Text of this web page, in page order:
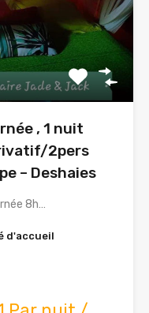
, 1 nuit
2pers
– Deshaies
8h…
d'accueil